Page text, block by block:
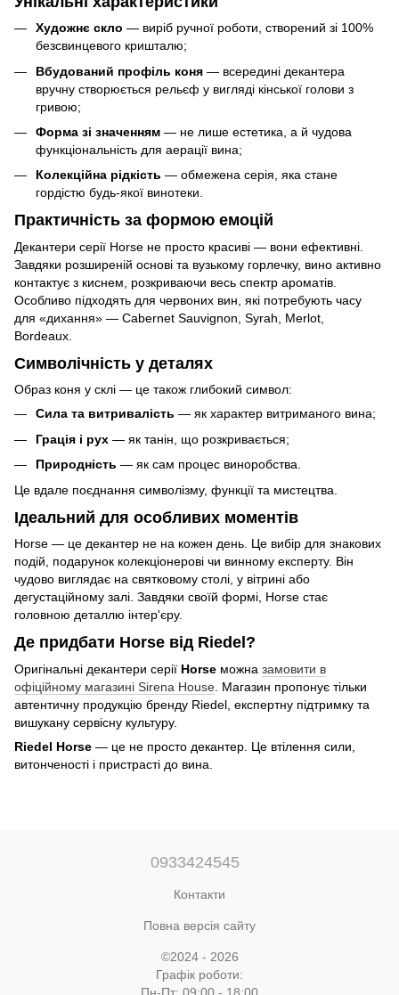
Художнє скло — виріб ручної роботи, створений зі 100%
безсвинцевого кришталю;
Вбудований профіль коня — всередині декантера
вручну створюється рельєф у вигляді кінської голови з
гривою;
Форма зі значенням — не лише естетика, а й чудова
функціональність для аерації вина;
Колекційна рідкість — обмежена серія, яка стане
гордістю будь-якої винотеки.
Практичність за формою емоцій
Декантери серії Horse не просто красиві — вони ефективні.
Завдяки розширеній основі та вузькому горлечку, вино активно
контактує з киснем, розкриваючи весь спектр ароматів.
Особливо підходять для червоних вин, які потребують часу
для «дихання» — Cabernet Sauvignon, Syrah, Merlot,
Bordeaux.
Символічність у деталях
Образ коня у склі — це також глибокий символ:
Сила та витривалість — як характер витриманого вина;
Грація і рух — як танін, що розкривається;
Природність — як сам процес виноробства.
Це вдале поєднання символізму, функції та мистецтва.
Ідеальний для особливих моментів
Horse — це декантер не на кожен день. Це вибір для знакових
подій, подарунок колекціонерові чи винному експерту. Він
чудово виглядає на святковому столі, у вітрині або
дегустаційному залі. Завдяки своїй формі, Horse стає
головною деталлю інтер'єру.
Де придбати Horse від Riedel?
Оригінальні декантери серії Horse можна замовити в
офіційному магазині Sirena House . Магазин пропонує тільки
автентичну продукцію бренду Riedel, експертну підтримку та
вишукану сервісну культуру.
Riedel Horse — це не просто декантер. Це втілення сили,
витонченості і пристрасті до вина.
0933424545
Контакти
Повна версія сайту
©2024 - 2026
Графік роботи: